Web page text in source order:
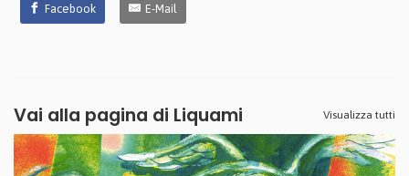
Facebook E-Mail
Vai alla pagina di Liquami Visualizza tutti